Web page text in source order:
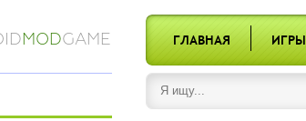
MODGAME ГЛАВНАЯ ИГРЫ